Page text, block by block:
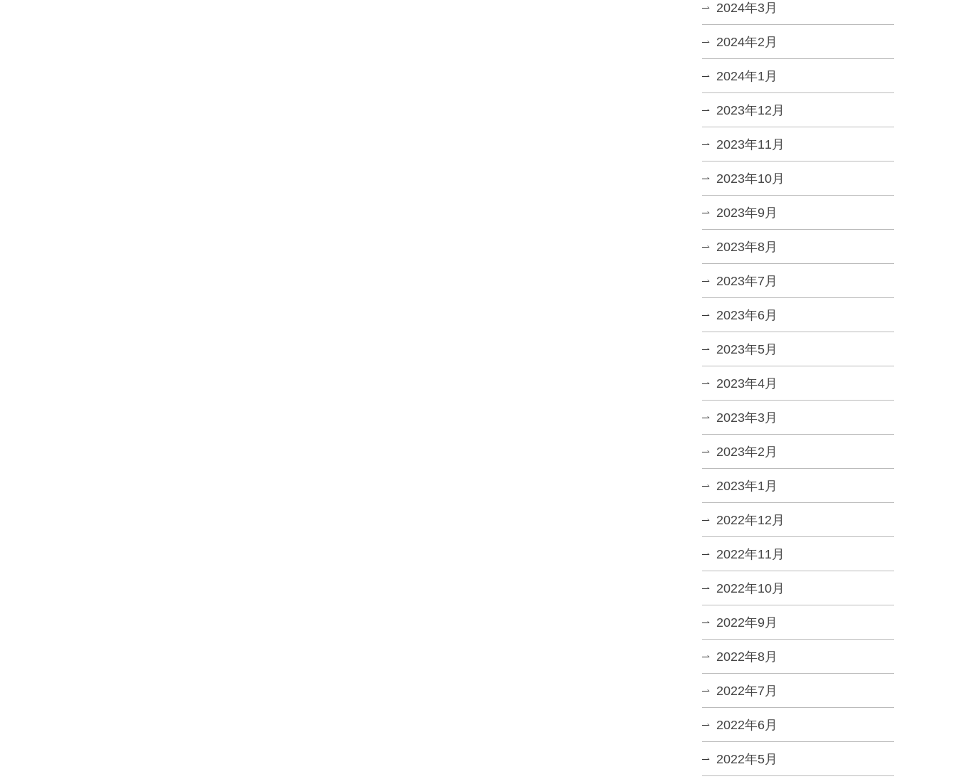
2024年3月
2024年2月
2024年1月
2023年12月
2023年11月
2023年10月
2023年9月
2023年8月
2023年7月
2023年6月
2023年5月
2023年4月
2023年3月
2023年2月
2023年1月
2022年12月
2022年11月
2022年10月
2022年9月
2022年8月
2022年7月
2022年6月
2022年5月